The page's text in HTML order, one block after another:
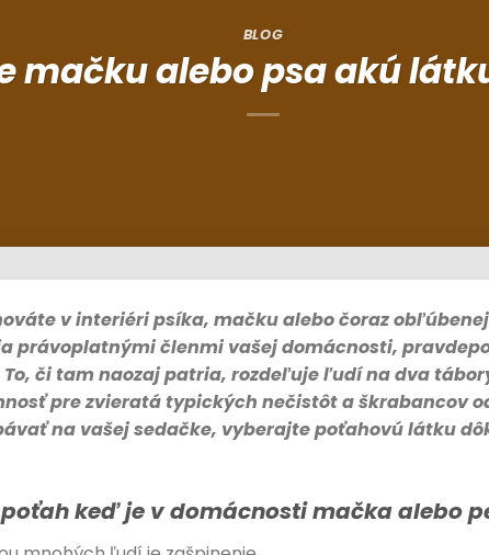
BLOG
mačku alebo psa akú
v interiéri psíka, mačku alebo čoraz
právoplatnými členmi vašej domácnosti,
či tam naozaj patria, rozdeľuje ľudí na dva
pre zvieratá typických nečistôt a škrabancov
na vašej sedačke, vyberajte poťahovú látku
keď je v domácnosti mačka alebo